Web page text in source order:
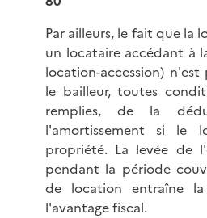
Par ailleurs, le fait que la
un locataire accédant à
location-accession)
le bailleur, toutes
remplies, de la
l'amortissement si le
propriété. La levée de
pendant la période
de location entraîne
l'avantage fiscal.